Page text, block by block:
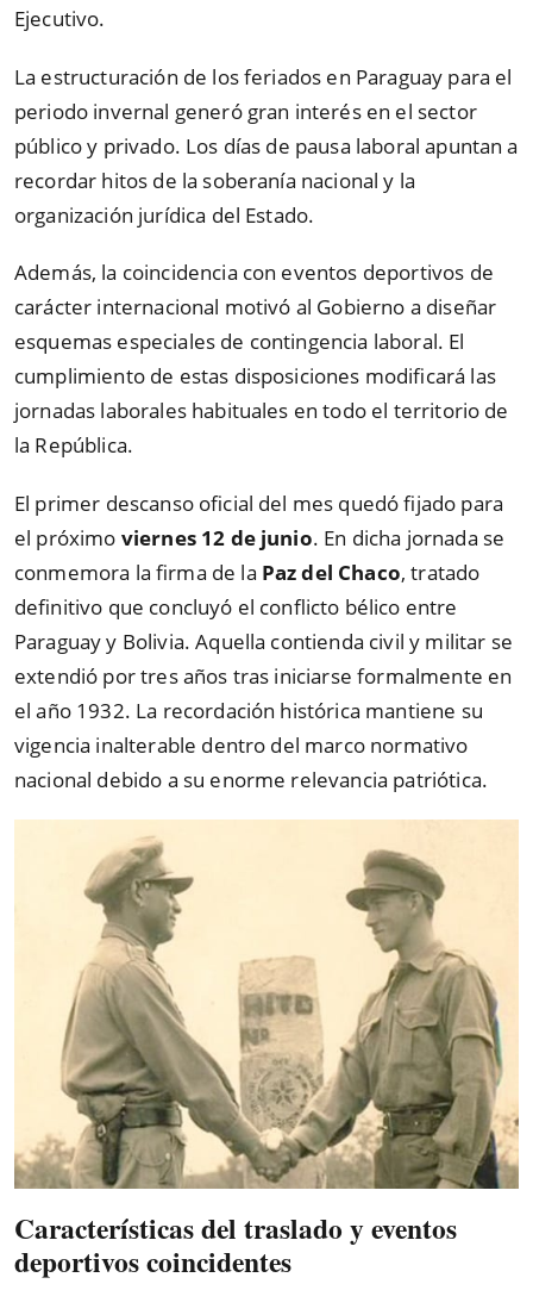
Ejecutivo.
La estructuración de los feriados en Paraguay para el
periodo invernal generó gran interés en el sector
público y privado. Los días de pausa laboral apuntan a
recordar hitos de la soberanía nacional y la
organización jurídica del Estado.
Además, la coincidencia con eventos deportivos de
carácter internacional motivó al Gobierno a diseñar
esquemas especiales de contingencia laboral. El
cumplimiento de estas disposiciones modificará las
jornadas laborales habituales en todo el territorio de
la República.
El primer descanso oficial del mes quedó fijado para
el próximo viernes 12 de junio. En dicha jornada se
conmemora la firma de la Paz del Chaco, tratado
definitivo que concluyó el conflicto bélico entre
Paraguay y Bolivia. Aquella contienda civil y militar se
extendió por tres años tras iniciarse formalmente en
el año 1932. La recordación histórica mantiene su
vigencia inalterable dentro del marco normativo
nacional debido a su enorme relevancia patriótica.
Características del traslado y eventos
deportivos coincidentes